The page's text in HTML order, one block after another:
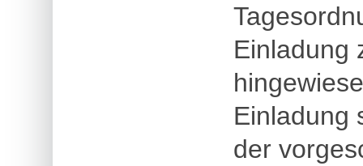
Einladung
Einladung
der